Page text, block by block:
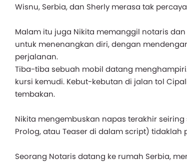
Wisnu, Serbia, dan Sherly merasa tak
Malam itu juga Nikita memanggil notaris
untuk menenangkan diri, dengan
perjalanan.
Tiba-tiba sebuah mobil datang
kursi kemudi. Kebut-kebutan di jalan tol
tembakan.
Nikita mengembuskan napas terakhir
Prolog, atau Teaser di dalam script)
Seorang Notaris datang ke rumah Serbia,